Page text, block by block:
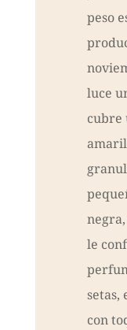
peso
luce
cubre
le
setas,
con